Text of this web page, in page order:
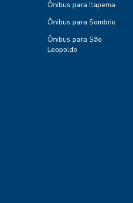
Ônibus para Itapema
Ônibus para Sombrio
Ônibus para São
Leopoldo